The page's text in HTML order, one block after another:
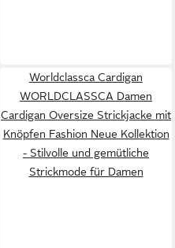
Worldclassca Cardigan
WORLDCLASSCA Damen
Cardigan Oversize Strickjacke mit
Knöpfen Fashion Neue Kollektion
- Stilvolle und gemütliche
Strickmode für Damen